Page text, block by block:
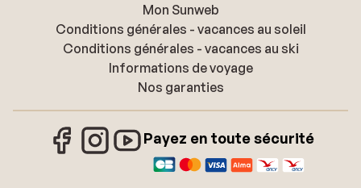
Mon Sunweb
Conditions générales - vacances au soleil
Conditions générales - vacances au ski
Informations de voyage
Nos garanties
Payez en toute sécurité